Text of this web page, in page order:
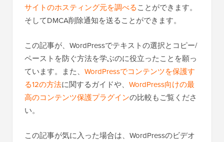
サイトのホスティング元を調べることができます。
そしてDMCA削除通知を送ることができます。
この記事が、WordPressでテキストの選択とコピー/
ペーストを防ぐ方法を学ぶのに役立ったことを願っ
ています。また、 WordPressでコンテンツを保護す
る12の方法に関するガイドや、 WordPress向けの最
高のコンテンツ保護プラグインの比較もご覧くださ
い。
この記事が気に入った場合は、WordPressのビデオ